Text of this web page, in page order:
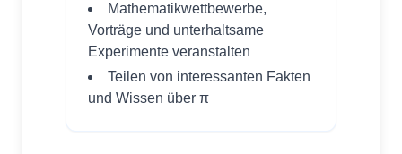
Mathematikwettbewerbe,
Vorträge und unterhaltsame
Experimente veranstalten
Teilen von interessanten Fakten
und Wissen über π